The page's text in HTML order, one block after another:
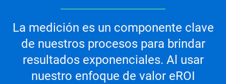
La medición es un componente clave
de nuestros procesos para brindar
resultados exponenciales. Al usar
nuestro enfoque de valor eROI